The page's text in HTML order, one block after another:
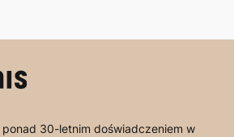
30-letnim doświadczeniem w